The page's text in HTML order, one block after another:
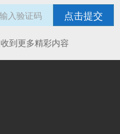
点击提交
到更多精彩内容